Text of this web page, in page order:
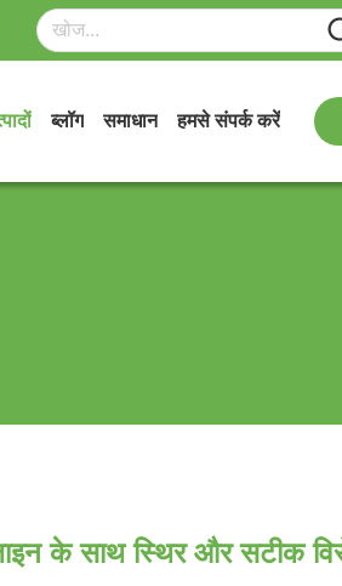
ब्लॉग समाधान हमसे संपर्क करें
के साथ स्थिर और सटीक